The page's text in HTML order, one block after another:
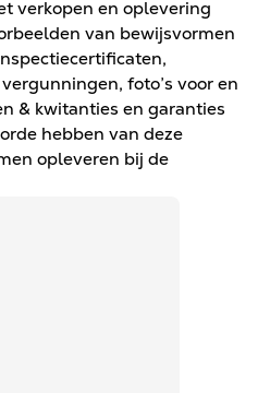
verkopen en oplevering
van bewijsvormen
foto’s voor en
& kwitanties en garanties
hebben van deze
opleveren bij de